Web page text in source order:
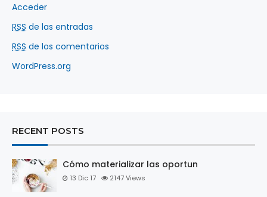
Acceder
RSS de las entradas
RSS de los comentarios
WordPress.org
RECENT POSTS
Cómo materializar las oportun
13 Dic 17 2147Views